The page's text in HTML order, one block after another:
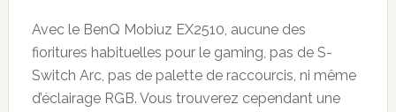
Avec le BenQ Mobiuz EX2510, aucune des
fioritures habituelles pour le gaming, pas de S-
Switch Arc, pas de palette de raccourcis, ni même
d’éclairage RGB. Vous trouverez cependant une